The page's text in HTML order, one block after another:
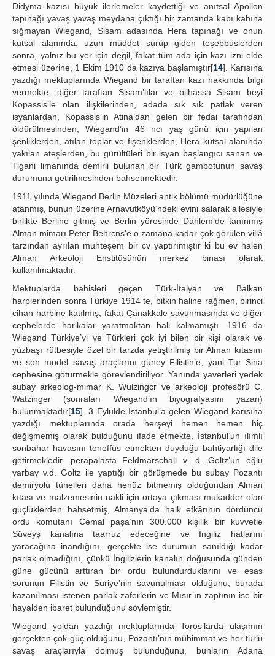
Didyma kazısı büyük ilerlemeler kaydettiği ve anıtsal Apollon
tapınağı yavaş yavaş meydana çıktığı bir zamanda kabı kabına
sığmayan Wiegand, Sisam adasında Hera tapınağı ve onun
kutsal alanında, uzun müddet sürüp giden teşebbüslerden
sonra, yalnız bu yer için değil, fakat tüm ada için kazı izni elde
etmesi üzerine, 1 Ekim 1910 da kazıya başlamıştır[14]. Karısına
yazdığı mektuplarında Wiegand bir taraftan kazı hakkında bilgi
vermekte, diğer taraftan Sisam’lılar ve bilhassa Sisam beyi
Kopassis’le olan ilişkilerinden, adada sık sık patlak veren
isyanlardan, Kopassis’in Atina’dan gelen bir fedai tarafından
öldürülmesinden, Wiegand’in 46 ncı yaş günü için yapılan
şenliklerden, atılan toplar ve fişenklerden, Hera kutsal alanında
yakılan ateşlerden, bu gürültüleri bir isyan başlangıcı sanan ve
Tigani limanında demirli bulunan bir Türk gambotunun savaş
durumuna getirilmesinden bahsetmektedir.
1911 yılında Wiegand Berlin Müzeleri antik bölümü müdürlüğüne
atanmış, bunun üzerine Arnavutköyü’ndeki evini salarak ailesiyle
birlikte Berline gitmiş ve Berlin yöresinde Dahlem’de tanınmış
Alman mimarı Peter Behrcns’e o zamana kadar çok görülen villâ
tarzından ayrılan muhteşem bir cv yaptırımıştır ki bu ev halen
Alman Arkeoloji Enstitüsünün merkez binası olarak
kullanılmaktadır.
Mektuplarda bahisleri geçen Türk-İtalyan ve Balkan
harplerinden sonra Türkiye 1914 te, bitkin haline rağmen, birinci
cihan harbine katılmış, fakat Çanakkale savunmasında ve diğer
cephelerde harikalar yaratmaktan hali kalmamıştı. 1916 da
Wiegand Türkiye’yi ve Türkleri çok iyi bilen bir kişi olarak ve
yüzbaşı rütbesiyle özel bir tarzda yetiştirilmiş bir Alman kıtasını
ve son model savaş araçlarını güney Filistin’e, yani Tur Sina
cephesine götürmekle görevlendiriliyor. Yanında yaverleri yedek
subay arkeolog-mimar K. Wulzingcr ve arkeoloji profesörü C.
Watzinger (sonraları Wiegand’ın biyografyasını yazan)
bulunmaktadır[15]. 3 Eylülde İstanbul’a gelen Wiegand karısına
yazdığı mektuplarında orada herşeyi hemen hemen hiç
değişmemiş olarak bulduğunu ifade etmekte, İstanbul’un ılımlı
sonbahar havasını teneffüs etmekten duyduğu bahtiyarlığı dile
getirmekledir. perapalasta Feldmarschall v. d. Goltz’un oğlu
yarbay v.d. Goltz ile yaptığı bir görüşmede bu subay Pozantı
demiryolu tünelleri daha henüz bitmemiş olduğundan Alman
kıtası ve malzemesinin nakli için ortaya çıkması mukadder olan
güçlüklerden bahsetmiş, Almanya’da halk efkârının dördüncü
ordu komutanı Cemal paşa’nın 300.000 kişilik bir kuvvetle
Süveyş kanalına taarruz edeceğine ve İngiliz hatlarını
yaracağına inandığını, gerçekte ise durumun sanıldığı kadar
parlak olmadığını, çünkü İngilizlerin kanalın doğusunda günden
güne gücünü arttıran bir ordu bulundurduklarını ve esas
sorunun Filistin ve Suriye’nin savunulması olduğunu, burada
kazanılması istenen parlak zaferlerin ve Mısır’ın zaptının ise bir
hayalden ibaret bulunduğunu söylemiştir.
Wiegand yoldan yazdığı mektuplarında Toros’larda ulaşımın
gerçekten çok güç olduğunu, Pozantı’nın mühimmat ve her türlü
savaş araçlarıyla dolmuş bulunduğunu, bunların Adana